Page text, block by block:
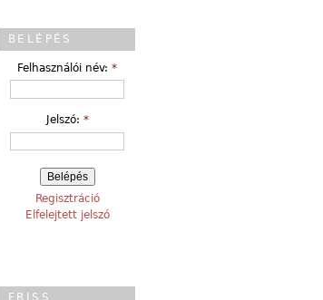
BELÉPÉS
Felhasználói név: *
Jelszó: *
Regisztráció
Elfelejtett jelszó
FRISS